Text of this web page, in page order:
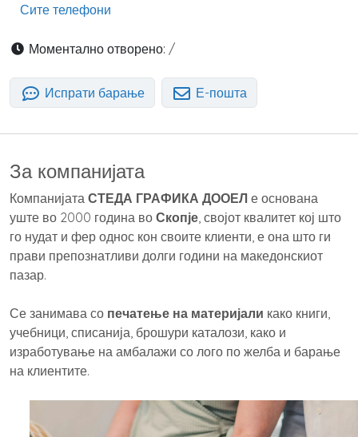
Сите телефони
Моментално отворено: /
Испрати барање Е-пошта
За компанијата
Компанијата СТЕДА ГРАФИКА ДООЕЛ е основана
уште во 2000 година во Скопје , својот квалитет кој што
го нудат и фер однос кон своите клиенти, е она што ги
прави препознатливи долги години на македонскиот
пазар.
Се занимава со печатење на материјали како книги,
учебници, списанија, брошури каталози, како и
изработување на амбалажи со лого по желба и барање
на клиентите.